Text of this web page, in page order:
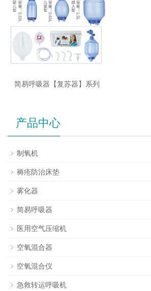
简易呼吸器【复苏器】系列
产品中心
制氧机
褥疮防治床垫
雾化器
简易呼吸器
医用空气压缩机
空氧混合器
空氧混合仪
急救转运呼吸机